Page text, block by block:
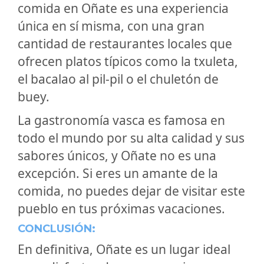
comida en Oñate es una experiencia
única en sí misma, con una gran
cantidad de restaurantes locales que
ofrecen platos típicos como la txuleta,
el bacalao al pil-pil o el chuletón de
buey.
La gastronomía vasca es famosa en
todo el mundo por su alta calidad y sus
sabores únicos, y Oñate no es una
excepción. Si eres un amante de la
comida, no puedes dejar de visitar este
pueblo en tus próximas vacaciones.
CONCLUSIÓN:
En definitiva, Oñate es un lugar ideal